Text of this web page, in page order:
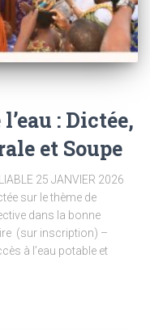
: Dictée,
et Soupe
25 JANVIER 2026
sur le thème de
dans la bonne
(sur inscription) –
à l’eau potable et